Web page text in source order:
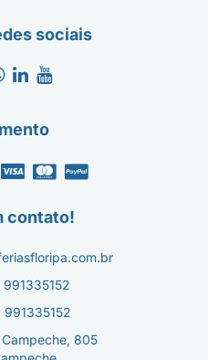
sociais
contato!
991335152
805